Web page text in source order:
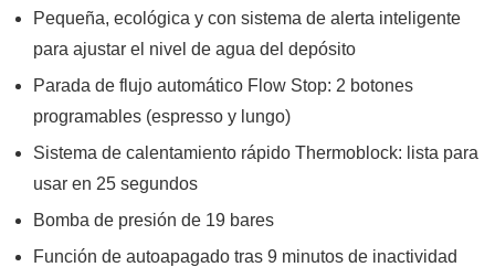
Pequeña, ecológica y con sistema de alerta inteligente
para ajustar el nivel de agua del depósito
Parada de flujo automático Flow Stop: 2 botones
programables (espresso y lungo)
Sistema de calentamiento rápido Thermoblock: lista para
usar en 25 segundos
Bomba de presión de 19 bares
Función de autoapagado tras 9 minutos de inactividad